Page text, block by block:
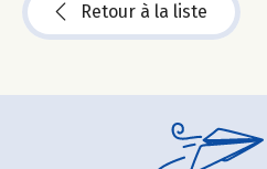
Retour à la liste